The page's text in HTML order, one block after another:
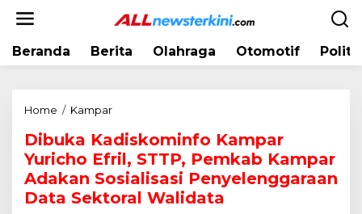
Beranda Berita Olahraga Otomotif
Home / Kampar
b
u
k
K
Dibuka Kadiskominfo Kampar
Yuricho Efril, STTP, Pemkab Kampar
Adakan Sosialisasi Penyelenggaraan
Data Sektoral Walidata